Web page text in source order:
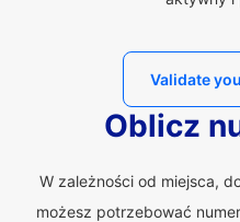
Validate
Oblicz
W zależności od miejsca,
możesz potrzebować